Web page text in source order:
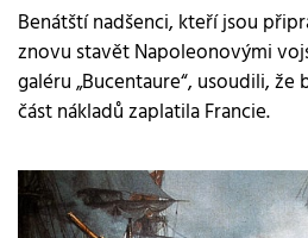
objevy
planeta
tajemství
firmy
Benátští nadšenci, kteří jsou
znovu stavět Napoleonovými
galéru „Bucentaure“, usoudili,
část nákladů zaplatila Francie.